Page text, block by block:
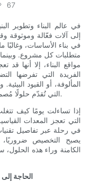
67
في عالم البناء وتطوير
إلى آلات فعّالة وموثوقة
في بناء الأساسات،
متطلبات كل مشروع. وبينما
مواقع البناء، إلا أنها
الفريدة التي تفرضها
المألوفة، أو القيود
التي تُقدّم حلولًا مُصممة خصيصًا لضمان الدقة والكفاءة والسلامة.
إذا تساءلت يومًا كيف
التي تعجز المعدات
في رحلة عبر تفاصيل
يصبح التخصيص ضروريًا،
الكامنة وراء هذه
الحاجة